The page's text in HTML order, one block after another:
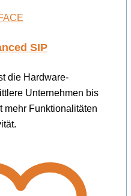
SIP
die Hardware-
Unternehmen bis
mehr Funktionalitäten